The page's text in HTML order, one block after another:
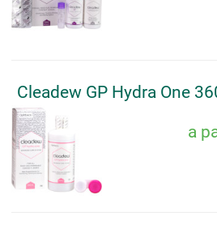
Cleadew GP Hydra One
a